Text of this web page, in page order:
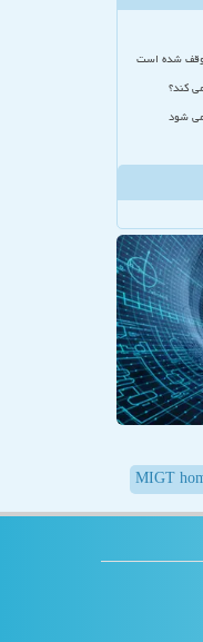
شده است
کند؟
شود